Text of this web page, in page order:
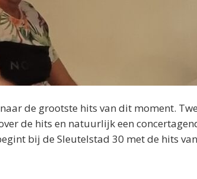
de grootste hits van dit moment.
de hits en natuurlijk een
bij de Sleutelstad 30 met de hits